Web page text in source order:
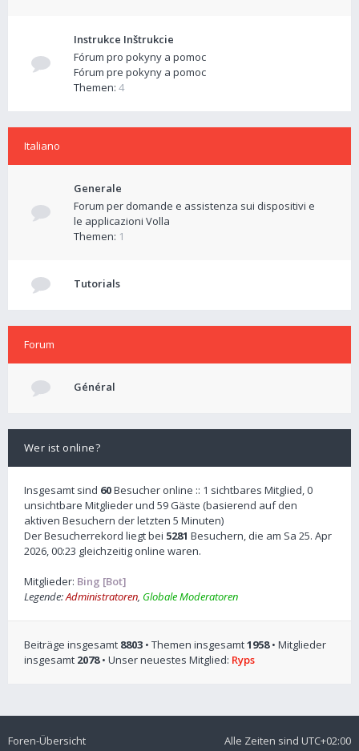
Instrukce Inštrukcie
Fórum pro pokyny a pomoc
Fórum pre pokyny a pomoc
Themen: 4
Italiano
Generale
Forum per domande e assistenza sui dispositivi e
le applicazioni Volla
Themen: 1
Tutorials
Forum
Général
Wer ist online?
Insgesamt sind 60Besucher online :: 1 sichtbares Mitglied, 0
unsichtbare Mitglieder und 59 Gäste (basierend auf den
aktiven Besuchern der letzten 5 Minuten)
Der Besucherrekord liegt bei 5281 Besuchern, die am Sa 25. Apr
2026, 00:23 gleichzeitig online waren.
Mitglieder: Bing [Bot]
Legende:Administratoren, Globale Moderatoren
Beiträge insgesamt 8803 • Themen insgesamt1958• Mitglieder
insgesamt 2078• Unser neuestes Mitglied: Ryps
Foren-Übersicht Alle Zeiten sind UTC+02:00